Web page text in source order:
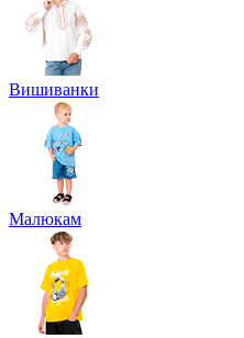
Вишиванки
Малюкам